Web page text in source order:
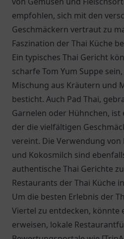
empfohlen, sich mit den
Geschmäckern vertraut zu
Faszination der Thai Küche
Ein typisches Thai Gericht
scharfe Tom Yum Suppe
Mischung aus Kräutern und
besticht. Auch Pad Thai,
Garnelen oder Hühnchen, ist
der die vielfältigen
vereint. Die Verwendung von
und Kokosmilch sind
authentische Thai Gerichte
Restaurants der Thai Küche
Um die besten Erlebnis der
Viertel zu entdecken, könnte
erweisen, lokale